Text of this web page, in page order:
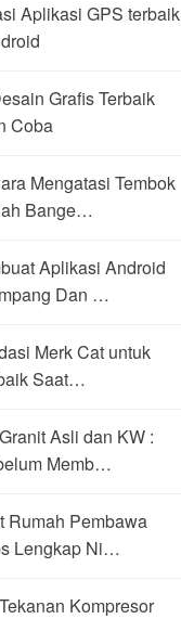
Aplikasi GPS terbaik
Grafis Terbaik
Coba
Mengatasi Tembok
Bange…
Aplikasi Android
Dan …
Merk Cat untuk
Saat…
Asli dan KW :
Memb…
Rumah Pembawa
Lengkap Ni…
Kompresor